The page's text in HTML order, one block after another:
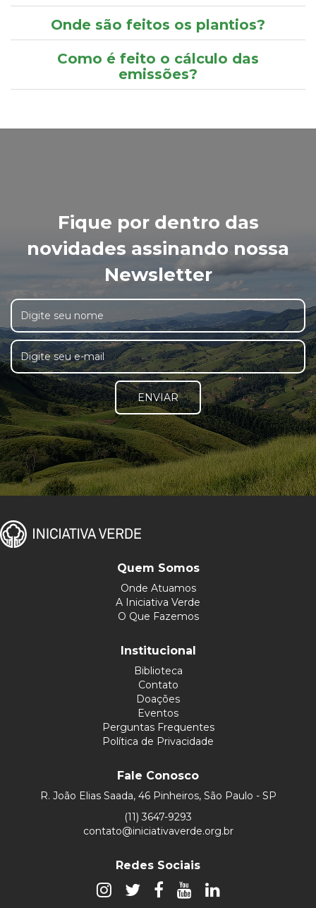
Onde são feitos os plantios?
Como é feito o cálculo das
emissões?
Fique por dentro das
novidades assinando nossa
Newsletter
ENVIAR
Quem Somos
Onde Atuamos
A Iniciativa Verde
O Que Fazemos
Institucional
Biblioteca
Contato
Doações
Eventos
Perguntas Frequentes
Política de Privacidade
Fale Conosco
R. João Elias Saada, 46 Pinheiros, São Paulo - SP
(11) 3647-9293
contato@iniciativaverde.org.br
Redes Sociais